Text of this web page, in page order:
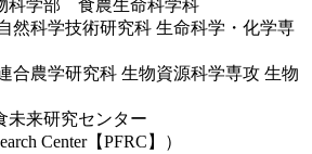
学部 食農生命科学科
然科学技術研究科 生命科学・化学専
合農学研究科 生物資源科学専攻 生物
未来研究センター
Center【PFRC】）